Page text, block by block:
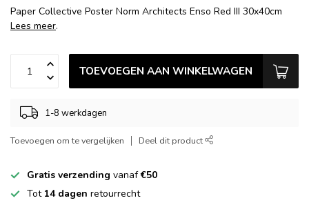
Paper Collective Poster Norm Architects Enso Red III 30x40cm
Lees meer.
TOEVOEGEN AAN WINKELWAGEN
1-8 werkdagen
Toevoegen om te vergelijken Deel dit product
Gratis verzending vanaf€50
Tot 14 dagen retourrecht